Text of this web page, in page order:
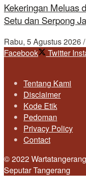
Kekeringan Meluas
Setu dan Serpong
Rabu, 5 Agustus 2026
Facebook
Twitter
Tentang Kami
Disclaimer
Kode Etik
Pedoman
Privacy Policy
Contact
© 2022
Seputar Tangerang